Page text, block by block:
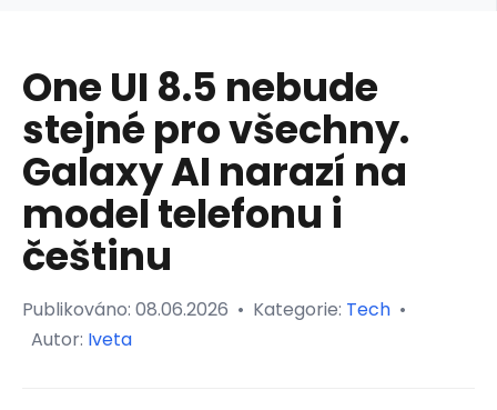
One UI 8.5 nebude
stejné pro všechny.
Galaxy AI narazí na
model telefonu i
češtinu
Publikováno: 08.06.2026 • Kategorie: Tech •
Autor: Iveta